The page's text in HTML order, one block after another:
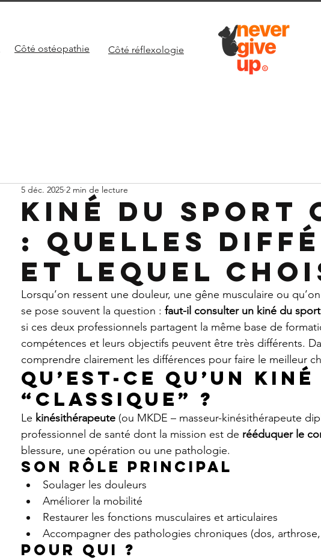
Côté ostéopathie Côté réflexologie
Kiné du sport
: quelles
et lequel
5 déc. 2025 2 min de lecture
Lorsqu’on ressent une douleur, une gêne musculaire ou
se pose souvent la question : faut-il consulter un kiné du
si ces deux professionnels partagent la même base de
compétences et leurs objectifs peuvent être très différents.
comprendre clairement les différences pour faire le meilleur
Qu’est-ce qu’un kiné
“classique” ?
Le kinésithérapeute (ou MKDE – masseur-kinésithérapeute
professionnel de santé dont la mission est de rééduquer le
blessure, une opération ou une pathologie.
Son rôle principal
Soulager les douleurs
Améliorer la mobilité
Restaurer les fonctions musculaires et articulaires
Accompagner des pathologies chroniques (dos,
Pour qui ?